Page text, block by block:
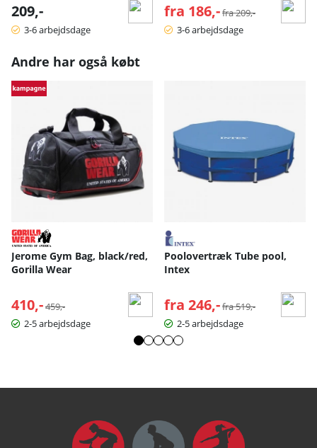
209,-
3-6 arbejdsdage
fra 186,- Normalpris:
fra 209,-
3-6 arbejdsdage
Andre har også købt
Jerome Gym Bag, black/red,
Gorilla Wear
410,- Normalpris:
459,-
2-5 arbejdsdage
Poolovertræk Tube pool,
Intex
fra 246,- Normalpris:
fra 519,-
2-5 arbejdsdage